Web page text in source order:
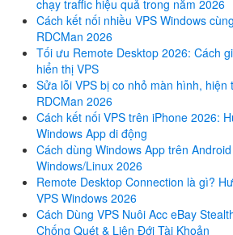
chạy traffic hiệu quả trong năm 2026
Cách kết nối nhiều VPS Windows
RDCMan 2026
Tối ưu Remote Desktop 2026: Cách
hiển thị VPS
Sửa lỗi VPS bị co nhỏ màn hình, hiện
RDCMan 2026
Cách kết nối VPS trên iPhone 2026:
Windows App di động
Cách dùng Windows App trên
Windows/Linux 2026
Remote Desktop Connection là gì?
VPS Windows 2026
Cách Dùng VPS Nuôi Acc eBay
Chống Quét & Liên Đới Tài Khoản